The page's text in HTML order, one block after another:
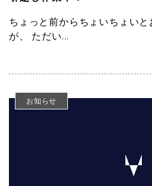
ちょっと前からちょいちょい
が、 ただい…
お知らせ